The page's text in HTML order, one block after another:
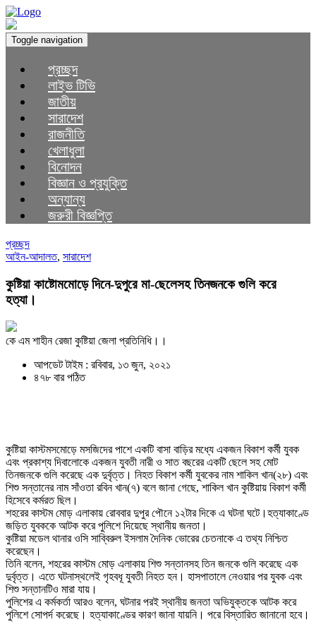
Toggle navigation
প্রচ্ছদ
লাইভ টিভি
জাতীয়
সারাদেশ
রাজনীতি
খেলাধুলা
বিনোদন
বিজ্ঞান ও প্রযুক্তি
অন্যান্য
জরুরী বিজ্ঞপ্তি
প্রচ্ছদ
আইন-আদালত, সারাদেশ
কুষ্টিয়া কাষ্টোমমোড়ে দিনে-দুপুরে মা-ছেলেসহ তিনজনকে গুলি করে
হত্যা।
কে এম শাহীন রেজা কুষ্টিয়া জেলা প্রতিনিধি।।
আপডেট টাইম : রবিবার, ১৩ জুন, ২০২১
৪৭৮ বার পঠিত
কুষ্টিয়া কাস্টমসমোড়ে মসজিদের পাশে একটি বাসা বাড়ির মধ্যে একজন বিকাশ কর্মী যুবক
এবং প্রকাশ্য দিবালোকে একজন যুবতী নারী ও সাত বছরের একটি ছেলে সহ মোট
তিনজনকে গুলি করেছে এক দুর্বৃত্ত। নিহত বিকাশ কর্মী যুবকের নাম শাকিল খান(২৮) এবং
শিশু সন্তানের নাম সাঁওতা রবিন খান(৭) বলে জানা গেছে, শাকিল খান কুষ্টিয়ায় বিকাশ কর্মী
হিসেবে কর্মরত ছিল।
শহরের কাস্টম মোড় এলাকায় রোববার দুপুর পৌনে ১২টার দিকে এ ঘটনা ঘটে।হত্যাকাণ্ডে
জড়িত যুবককে আটক করে পুলিশে দিয়েছে স্থানীয় জনতা।
কুষ্টিয়া মডেল থানার ওসি সাব্বিরুল ইসলাম দৈনিক ভোরের চেতনাকে এ তথ্য নিশ্চিত
করেছেন।
তিনি বলেন, শহরের কাস্টম মোড় এলাকায় শিশু সন্তানসহ তিন জনকে গুলি করেছে এক
দুর্বৃত্ত। এতে ঘটনাস্থলেই গৃহবধূ যুবতী নিহত হন। হাসপাতালে নেওয়ার পর যুবক এবং
শিশু সন্তানটিও মারা যায়।
পুলিশের এ কর্মকর্তা আরও বলেন, ঘটনার পরই স্থানীয় জনতা অভিযুক্তকে আটক করে
পুলিশে সোপর্দ করেছে। হত্যাকাণ্ডের কারণ জানা যায়নি। পরে বিস্তারিত জানানো হবে।